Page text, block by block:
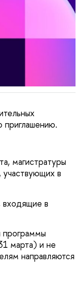
приглашению.
магистратуры
участвующих в
входящие в
программы
марта) и не
направляются